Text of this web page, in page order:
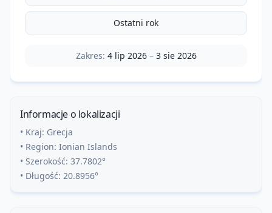
Ostatni rok
Zakres: 4 lip 2026– 3 sie 2026
Informacje o lokalizacji
• Kraj: Grecja
• Region: Ionian Islands
• Szerokość: 37.7802°
• Długość: 20.8956°